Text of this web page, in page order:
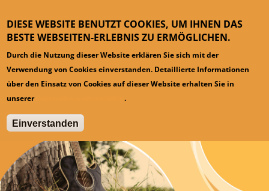
DIESE WEBSITE BENUTZT COOKIES, UM IHNEN DAS
BESTE WEBSEITEN-ERLEBNIS ZU ERMÖGLICHEN.
Durch die Nutzung dieser Website erklären Sie sich mit der
Verwendung von Cookies einverstanden. Detaillierte Informationen
über den Einsatz von Cookies auf dieser Website erhalten Sie in
unserer
Datenschutzinformation.
Einverstanden